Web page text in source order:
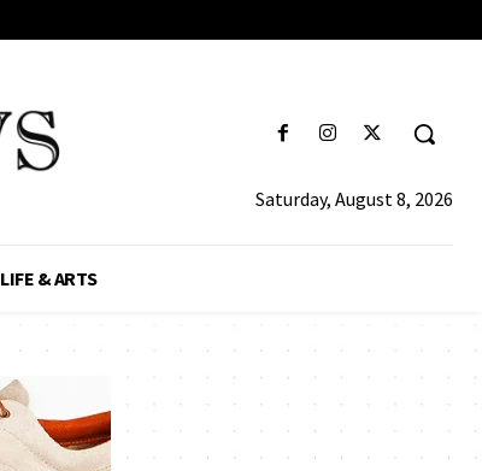
Saturday, August 8, 2026
LIFE & ARTS